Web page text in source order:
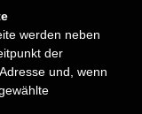
werden neben
der
und, wenn